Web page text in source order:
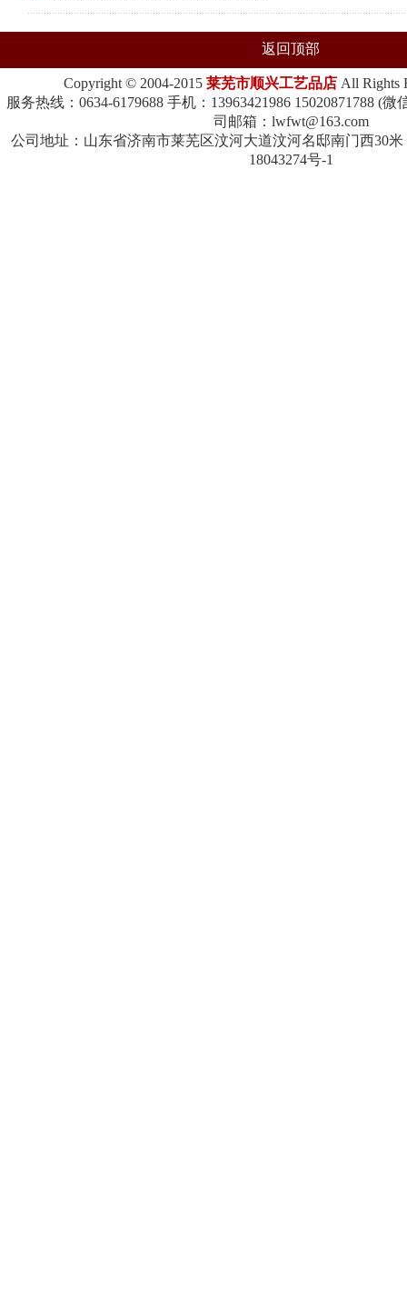
返回顶部
Copyright © 2004-2015 莱芜市顺兴工艺品店All Rights
服务热线：0634-6179688 手机：13963421986 15020871788 (
司邮箱：lwfwt@163.com
公司地址：山东省济南市莱芜区汶河大道汶河名邸南门西30米
18043274号-1